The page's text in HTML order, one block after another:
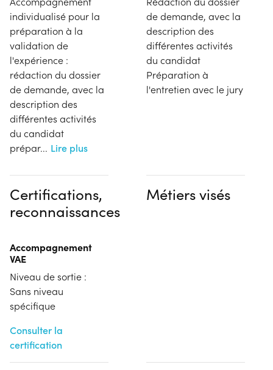
individualisé pour la
préparation à la
validation de
l'expérience :
rédaction du dossier
de demande, avec la
description des
différentes activités
du candidat
prépar... Lire plus
de demande, avec la
description des
différentes activités
du candidat
Préparation à
l'entretien avec le jury
Certifications,
reconnaissances
Accompagnement
VAE
Niveau de sortie :
Sans niveau
spécifique
Consulter la
certification
Métiers visés